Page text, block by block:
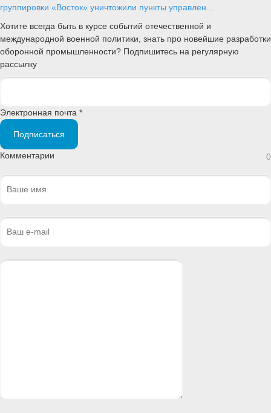
группировки «Восток» уничтожили пункты управлен...
Хотите всегда быть в курсе событий отечественной и
международной военной политики, знать про новейшие разработки
оборонной промышленности? Подпишитесь на регулярную
рассылку
Электронная почта *
Подписаться
Комментарии 0